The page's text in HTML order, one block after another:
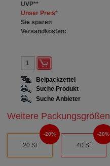
UVP**
Unser Preis*
Sie sparen
Versandkosten:
Beipackzettel
Suche Produkt
Suche Anbieter
Weitere Packungsgrößen
20 St
20%
40 St
20%